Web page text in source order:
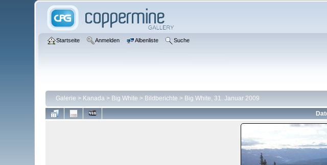
Startseite Anmelden Albenliste Suche
Galerie > Kanada> Big White > Bildberichte > Big White, 31. Januar 2009